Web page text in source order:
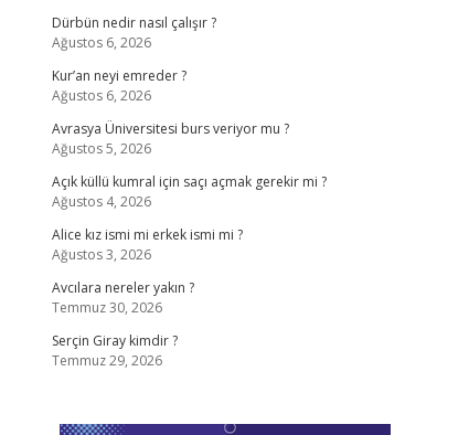
Dürbün nedir nasıl çalışır ?
Ağustos 6, 2026
Kur’an neyi emreder ?
Ağustos 6, 2026
Avrasya Üniversitesi burs veriyor mu ?
Ağustos 5, 2026
Açık küllü kumral için saçı açmak gerekir mi ?
Ağustos 4, 2026
Alice kız ismi mi erkek ismi mi ?
Ağustos 3, 2026
Avcılara nereler yakın ?
Temmuz 30, 2026
Serçin Giray kimdir ?
Temmuz 29, 2026